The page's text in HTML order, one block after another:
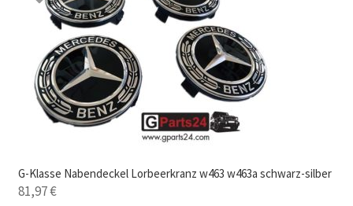
G-Klasse Nabendeckel Lorbeerkranz w463 w463a schwarz-silber
81,97€